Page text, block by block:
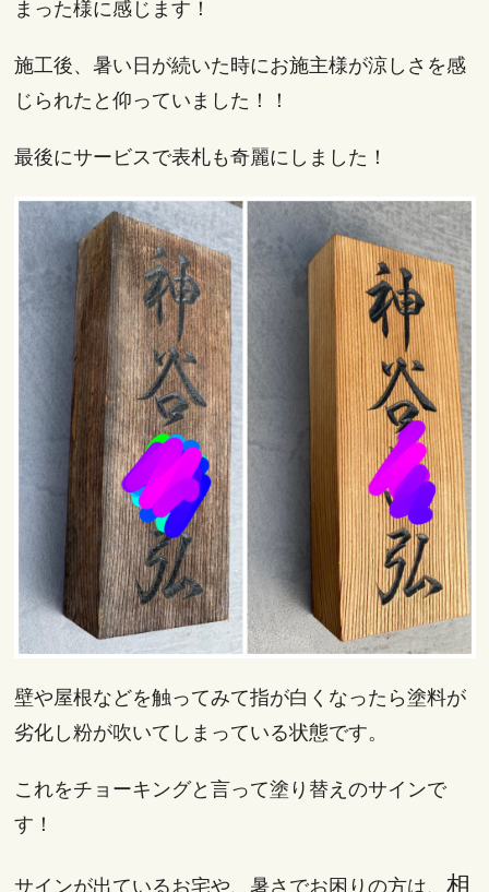
まった様に感じます！
施工後、暑い日が続いた時にお施主様が涼しさを感
じられたと仰っていました！！
最後にサービスで表札も奇麗にしました！
壁や屋根などを触ってみて指が白くなったら塗料が
劣化し粉が吹いてしまっている状態です。
これをチョーキングと言って塗り替えのサインで
す！
サインが出ているお宅や、暑さでお困りの方は、 相